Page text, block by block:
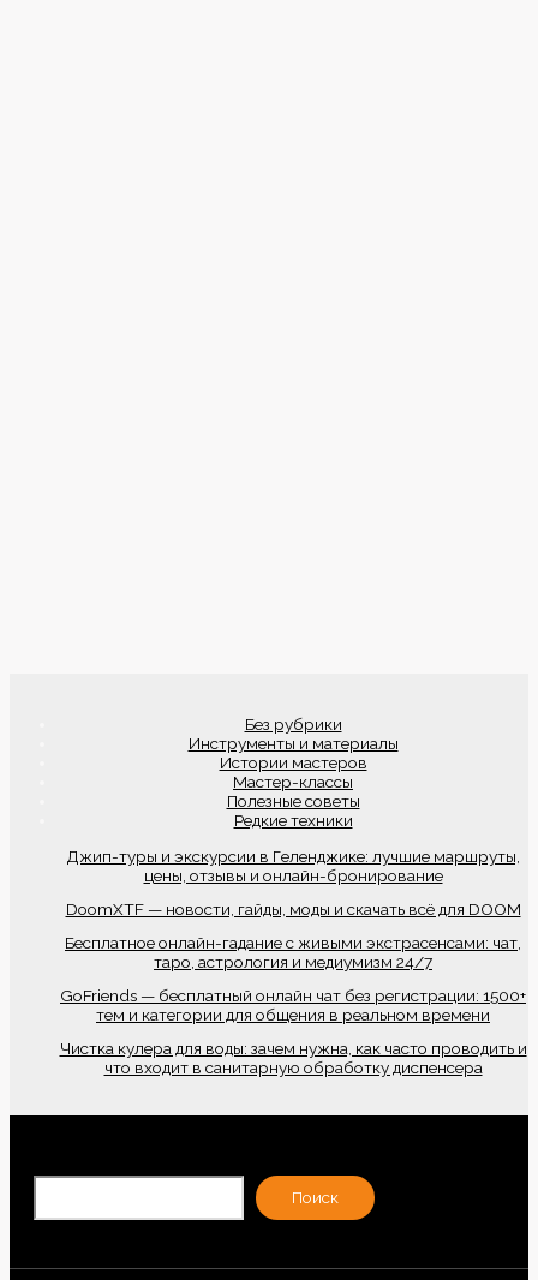
Без рубрики
Инструменты и материалы
Истории мастеров
Мастер-классы
Полезные советы
Редкие техники
Джип-туры и экскурсии в Геленджике: лучшие маршруты,
цены, отзывы и онлайн-бронирование
DoomXTF — новости, гайды, моды и скачать всё для DOOM
Бесплатное онлайн-гадание с живыми экстрасенсами: чат,
таро, астрология и медиумизм 24/7
GoFriends — бесплатный онлайн чат без регистрации: 1500+
тем и категории для общения в реальном времени
Чистка кулера для воды: зачем нужна, как часто проводить и
что входит в санитарную обработку диспенсера
Поиск